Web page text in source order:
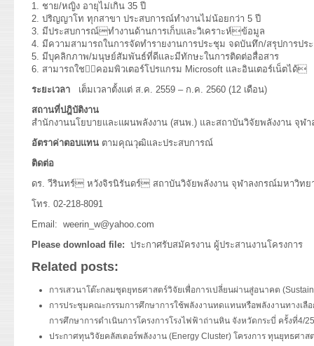
1. ชาย/หญิง อายุไม่เกิน 35 ปี
2. ปริญญาโท ทุกสาขา ประสบการณ์ทำงานไม่น้อยกว่า 5 ปี
3. มีประสบการณ์ทำงานด้านการเก็บและวิเคราะห์ข้อมูล
4. มีความสามารถในการจัดทำรายงานการประชุม จดบันทึก/สรุปการปร
5. มีบุคลิกภาพ/มนุษย์สัมพันธ์ที่ดีและมีทักษะในการติดต่อสื่อสาร
6. สามารถใช้คอมพิวเตอร์โปรแกรม Microsoft และอินเตอร์เน็ตได้
ระยะเวลา เต็มเวลาตั้งแต่ ส.ค. 2559 – ก.ค. 2560 (12 เดือน)
สถานที่ปฎิบัติงาน
สำนักงานนโยบายและแผนพลังงาน (สนพ.) และสถาบันวิจัยพลังงาน จุฬ
อัตราค่าตอบแทน ตามคุณวุฒิและประสบการณ์
ติดต่อ
ดร. วีรินทร์ หวังจิรนิรันดร์ สถาบันวิจัยพลังงาน จุฬาลงกรณ์มหาวิทย
โทร. 02-218-8091
Email: weerin_w@yahoo.com
Please download file: ประกาศรับสมัครงาน ผู้ประสานงานโครงการ
Related posts:
การเสวนาโต๊ะกลมชุดยุทธศาสตร์วิจัยเพื่อการเปลี่ยนผ่านสู่อนาคต
การประชุมคณะกรรมการศึกษาการใช้พลังงานทดแทนหรือพลังงานทางเลื
การศึกษาการดำเนินการโครงการโรงไฟฟ้าถ่านหิน จังหวัดกระบี่ ครั้งที่4/
ประกาศทุนวิจัยคลัสเตอร์พลังงาน (Energy Cluster) โครงการ ทุนยุทธศาส